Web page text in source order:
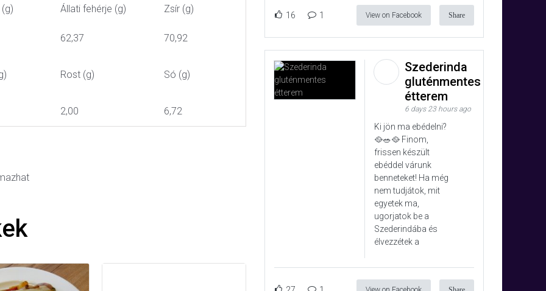
Állati fehérje (g) Zsír (g)
62,37 70,92
Rost (g) Só (g)
2,00 6,72
16 1 View on Facebook Share
Szederinda
gluténmentes
étterem
6 days 23 hours ago
Ki jön ma ebédelni?
🥘🥗🥘 Finom,
frissen készült
ebéddel várunk
benneteket! Ha még
nem tudjátok, mit
egyetek ma,
ugorjatok be a
Szederindába és
élvezzétek a